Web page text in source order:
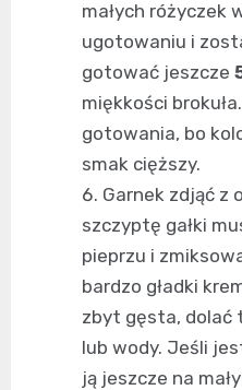
małych różyczek
ugotowaniu i
gotować jeszcze
miękkości
gotowania, bo
smak cięższy.
Garnek zdjąć z
szczyptę gałki
pieprzu i
bardzo gładki
zbyt gęsta, dolać
lub wody. Jeśli
ją jeszcze na